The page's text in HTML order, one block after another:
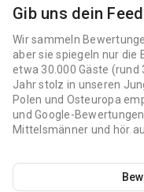
Gib uns dein
Wir sammeln
aber sie spiegeln nur die
etwa 30.000 Gäste (rund
Jahr stolz in unseren
Polen und Osteuropa
und Google-
Mittelsmänner und hör